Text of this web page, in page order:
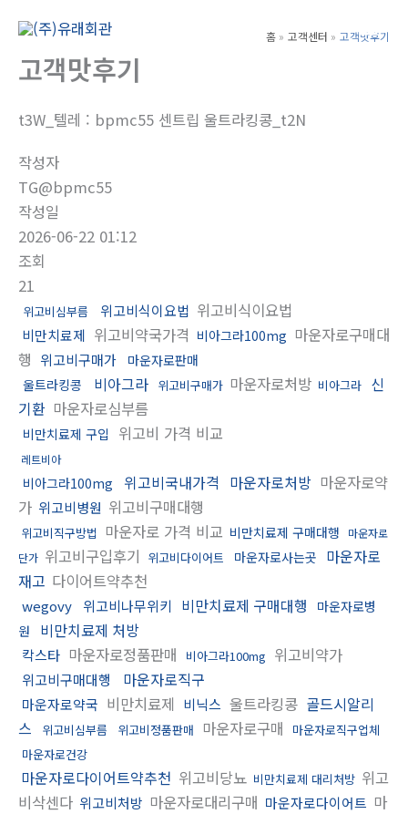
Main
홈 고객센터 고객맛후기
고객맛후기
t3W_텔레 : bpmc55 센트립 울트라킹콩_t2N
작성자
TG@bpmc55
작성일
2026-06-22 01:12
조회
21
위고비심부름 위고비식이요법 위고비식이요법
비만치료제 위고비약국가격 비아그라100mg 마운자로구매대
행 위고비구매가
마운자로판매
울트라킹콩
비아그라 위고비구매가 마운자로처방 비아그라 신
기환 마운자로심부름
비만치료제 구입 위고비 가격 비교
레트비아
비아그라100mg 위고비국내가격 마운자로처방 마운자로약
가 위고비병원 위고비구매대행
위고비직구방법 마운자로 가격 비교 비만치료제 구매대행
마운자로
단가 위고비구입후기 위고비다이어트 마운자로사는곳 마운자로
재고 다이어트약추천
wegovy 위고비나무위키 비만치료제 구매대행
마운자로병
원
비만치료제 처방
칵스타 마운자로정품판매 비아그라100mg 위고비약가
위고비구매대행 마운자로직구
마운자로약국 비만치료제 비닉스 울트라킹콩 골드시알리
스
위고비심부름 위고비정품판매 마운자로구매
마운자로직구업체
마운자로건강
마운자로다이어트약추천 위고비당뇨 비만치료제 대리처방 위고
비삭센다 위고비처방 마운자로대리구매 마운자로다이어트 마